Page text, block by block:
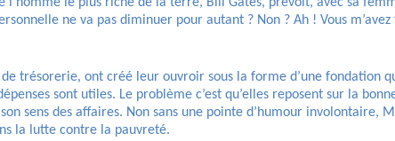
ne va pas diminuer pour autant ? Non ? Ah ! Vous m’avez
trésorerie, ont créé leur ouvroir sous la forme d’une fondation
sont utiles. Le problème c’est qu’elles reposent sur la
sens des affaires. Non sans une pointe d’humour involontaire,
la lutte contre la pauvreté.